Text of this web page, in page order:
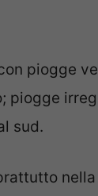
piogge
piogge
sud.